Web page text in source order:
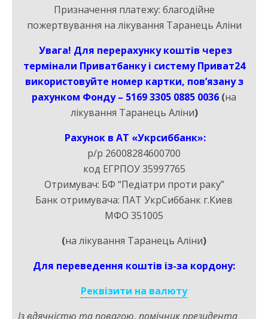
Призначення платежу: благодійне
пожертвування на лікування Таранець Аліни
Увага! Для перерахунку коштів через
термінали Приватбанку і систему Приват24
використовуйте номер картки, пов’язану з
рахунком Фонду – 5169 3305 0885 0036 (на
лікування Таранець Аліни)
Рахунок в АТ «Укрсиббанк»:
р/р 26008284600700
код ЕГРПОУ 35997765
Отримувач: БФ “Педіатри проти раку”
Банк отримувача: ПАТ УкрСиббанк г.Киев
МФО 351005
(на лікування Таранець Аліни)
Для переведення коштів із-за кордону:
Реквізити на валюту
Із вдячністю та повагою, помічник президента